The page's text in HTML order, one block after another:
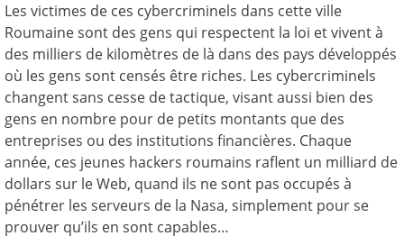
Les victimes de ces cybercriminels dans cette ville
Roumaine sont des gens qui respectent la loi et vivent à
des milliers de kilomètres de là dans des pays développés
où les gens sont censés être riches. Les cybercriminels
changent sans cesse de tactique, visant aussi bien des
gens en nombre pour de petits montants que des
entreprises ou des institutions financières. Chaque
année, ces jeunes hackers roumains raflent un milliard de
dollars sur le Web, quand ils ne sont pas occupés à
pénétrer les serveurs de la Nasa, simplement pour se
prouver qu’ils en sont capables…